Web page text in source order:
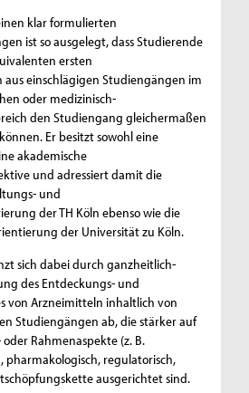
klar formulierten
ist so ausgelegt, dass Studierende
ersten
aus einschlägigen Studiengängen im
oder medizinisch-
den Studiengang gleichermaßen
Er besitzt sowohl eine
akademische
und adressiert damit die
und
der TH Köln ebenso wie die
der Universität zu Köln.
sich dabei durch ganzheitlich-
des Entdeckungs- und
von Arzneimitteln inhaltlich von
Studiengängen ab, die stärker auf
oder Rahmenaspekte (z. B.
pharmakologisch, regulatorisch,
ausgerichtet sind.